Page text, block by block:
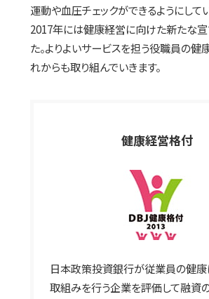
運動や血圧チェックができるようにして
2017年には健康経営に向けた新たな
た。よりよいサービスを担う役職員の健
れからも取り組んでいきます。
健康経営格付
日本政策投資銀行が従業員の健康
取組みを行う企業を評価して融資